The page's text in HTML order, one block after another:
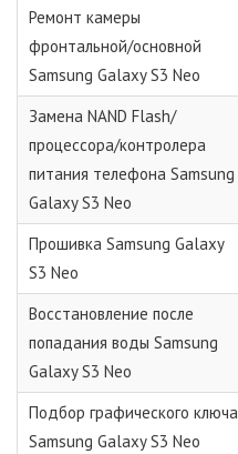
Ремонт камеры
фронтальной/основной
Samsung Galaxy S3 Neo
Замена NAND Flash/
процессора/контролера
питания телефона Samsung
Galaxy S3 Neo
Прошивка Samsung Galaxy
S3 Neo
Восстановление после
попадания воды Samsung
Galaxy S3 Neo
Подбор графического ключа
Samsung Galaxy S3 Neo